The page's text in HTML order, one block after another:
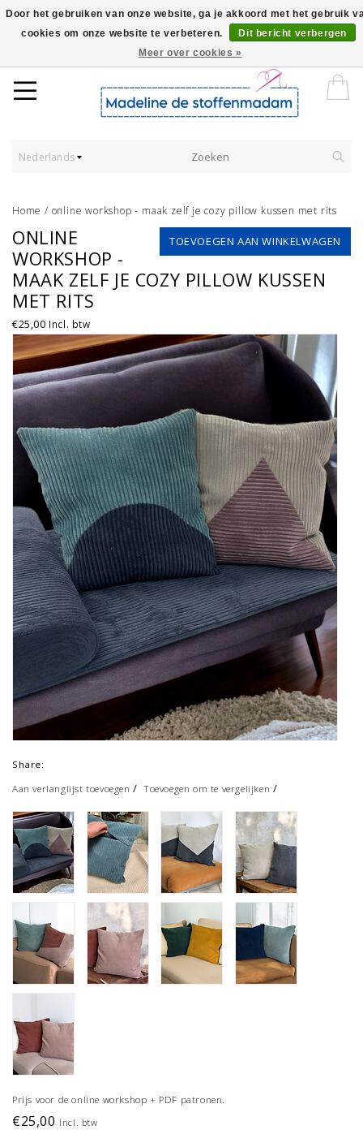
Worldwide Shipping - Onze stoffen worden verkocht per 10 cm.
Nederlands
Home / online workshop - maak zelf je cozy pillow kussen met rits
TOEVOEGEN AAN WINKELWAGEN
ONLINE
WORKSHOP -
MAAK ZELF JE COZY PILLOW KUSSEN
MET RITS
€25,00 Incl. btw
Share:
Aan verlanglijst toevoegen /Toevoegen om te vergelijken /
Prijs voor de online workshop + PDF patronen.
€25,00 Incl. btw
Door het gebruiken van onze website, ga je akkoord met het gebruik
cookies om onze website te verbeteren.
Dit bericht verbergen
Meer over cookies »